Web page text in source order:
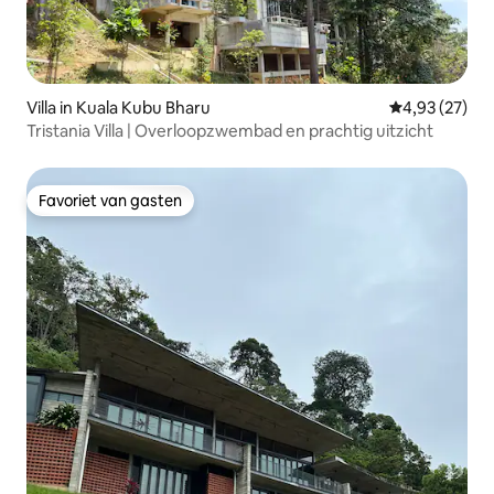
Villa in Kuala Kubu Bharu Gemiddelde
4,93 (27)
Tristania Villa | Overloopzwembad en prachtig uitzicht
Favoriet van gasten
Favoriet van gasten